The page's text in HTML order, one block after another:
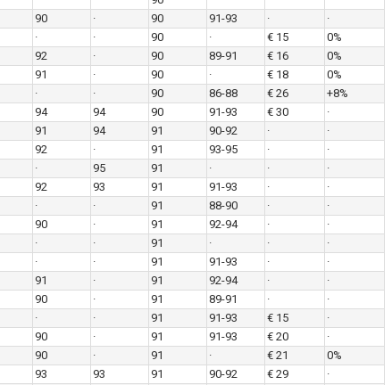
90 · 90 91-93 ·
·
· · 90 · € 15
0%
92 · 90 89-91 € 16
0%
91 · 90 · € 18
0%
· · 90 86-88 € 26
+8%
94 94 90 91-93 € 30
·
91 94 91 90-92 ·
·
92 · 91 93-95 ·
·
· 95 91 · ·
·
92 93 91 91-93 ·
·
· · 91 88-90 ·
·
90 · 91 92-94 ·
·
· · 91 · ·
·
· · 91 91-93 ·
·
91 · 91 92-94 ·
·
90 · 91 89-91 ·
·
· · 91 91-93 € 15
·
90 · 91 91-93 € 20
·
90 · 91 · € 21
0%
93 93 91 90-92 € 29
·